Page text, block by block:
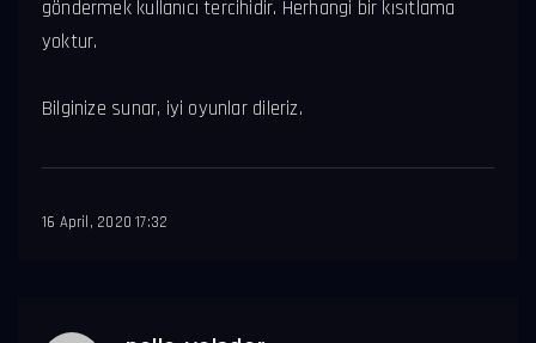
göndermek kullanıcı tercihidir. Herhangi bir kısıtlama
yoktur.
Bilginize sunar, iyi oyunlar dileriz.
16 April, 2020 17:32